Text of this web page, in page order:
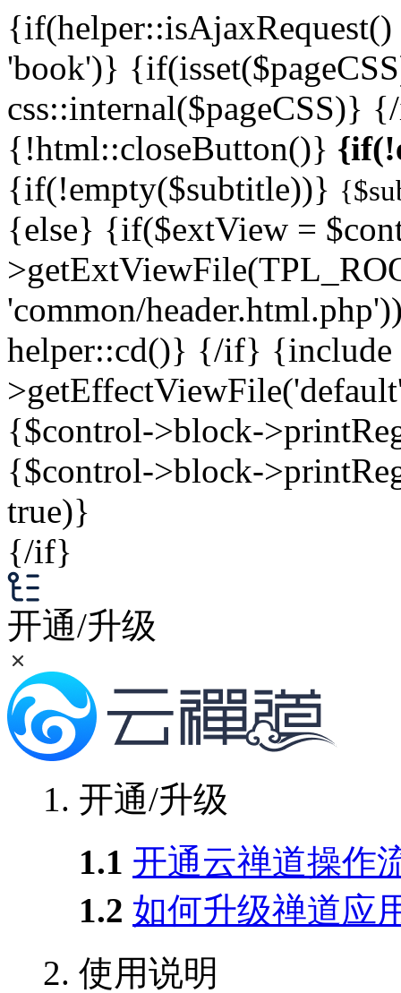
'book')}
css::internal($pageCSS)}
{!html::closeButton()}
{if(!empty($subtitle))}
{else} {if($extView =
'common/
helper::cd()} {/if} {include
{$control->block-
{$control->block-
true)}
{/if}
开通/升级
1. 开通/升级
1.1 开通云禅道操作
1.2 如何升级禅道应
2. 使用说明